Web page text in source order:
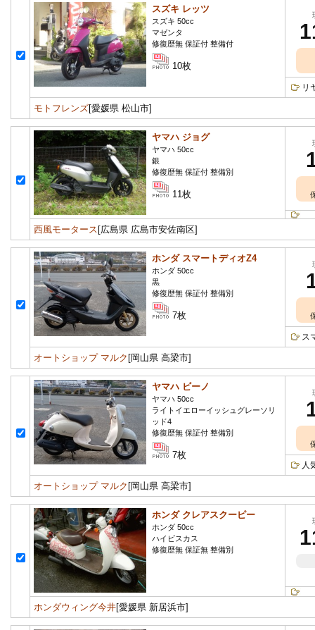
スズキ レッツ
スズキ 50cc
マゼンタ
修復歴無 保証付 整備付
10枚
リ
モトフレンズ[愛媛県 松山市]
ヤマハ ジョグ
ヤマハ 50cc
銀
修復歴無 保証付 整備別
11枚
西風モータース [広島県 広島市安佐南区]
ホンダ スマートディオZ4
ホンダ 50cc
黒
修復歴無 保証付 整備別
7枚
ス
オートショップ マルク [岡山県 高梁市]
ヤマハ ビーノ
ヤマハ 50cc
ライトイエローイッシュグレーソリ
ッド4
修復歴無 保証付 整備別
7枚
人
オートショップ マルク [岡山県 高梁市]
ホンダ クレアスクーピー
ホンダ 50cc
ハイビスカス
修復歴無 保証無 整備別
ホンダウィング今井[愛媛県 新居浜市]